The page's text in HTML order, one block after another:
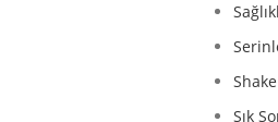
Sık